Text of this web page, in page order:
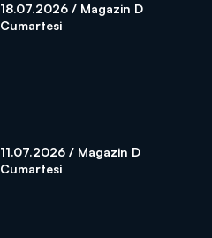
18.07.2026 / Magazin D
Cumartesi
11.07.2026 / Magazin D
Cumartesi